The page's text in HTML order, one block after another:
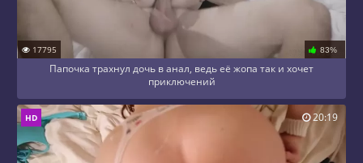
17795 83%
Папочка трахнул дочь в анал, ведь её жопа так и хочет
приключений
HD 20:19